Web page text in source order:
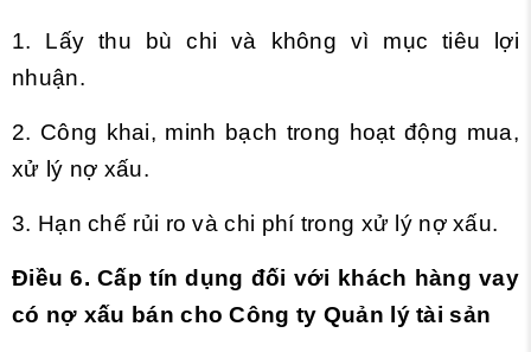
1. Lấy thu bù chi và không vì mục tiêu lợi
nhuận.
2. Công khai, minh bạch trong hoạt động mua,
xử lý nợ xấu.
3. Hạn chế rủi ro và chi phí trong xử lý nợ xấu.
Điều 6. Cấp tín dụng đối với khách hàng vay
có nợ xấu bán cho Công ty Quản lý tài sản